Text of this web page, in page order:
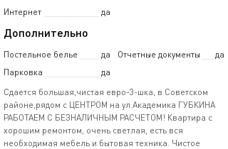
Интернет
да
Дополнительно
Постельное белье да Отчетные документы
да
Парковка
да
Сдается большая,чистая евро-3-шка, в Советском
районе,рядом с ЦЕНТРОМ на ул.Академика ГУБКИНА
РАБОТАЕМ С БЕЗНАЛИЧНЫМ РАСЧЕТОМ! Квартира с
хорошим ремонтом, очень светлая, есть вся
необходимая мебель и бытовая техника. Чистое